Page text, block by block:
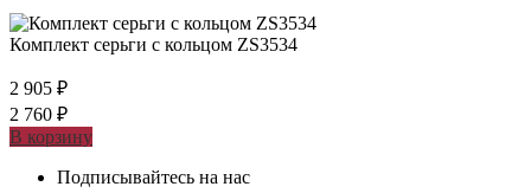
Комплект серьги с кольцом ZS3534
2 905 ₽
2 760 ₽
В корзину
Подписывайтесь на нас